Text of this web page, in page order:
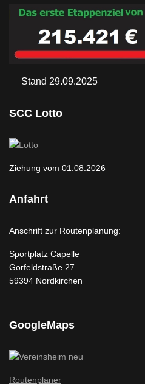
Stand 29.09.2025
SCC Lotto
Ziehung vom 01.08.2026
Anfahrt
Anschrift zur Routenplanung:
Sportplatz Capelle
Gorfeldstraße 27
59394 Nordkirchen
GoogleMaps
Routenplaner